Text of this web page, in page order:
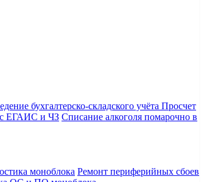
бухгалтерско-складского учёта Просчет
с ЕГАИС и ЧЗ Списание алкоголя помарочно в
моноблока Ремонт периферийных сбоев